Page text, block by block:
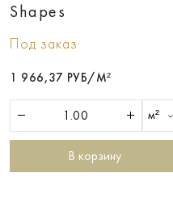
Shapes
Под заказ
1 966,37 РУБ/М²
м²
В корзину